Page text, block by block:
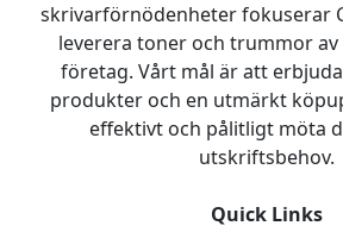
skrivarförnödenheter fokuserar
leverera toner och trummor
företag. Vårt mål är att
produkter och en utmärkt
effektivt och pålitligt möta
utskriftsbehov.
Quick Links